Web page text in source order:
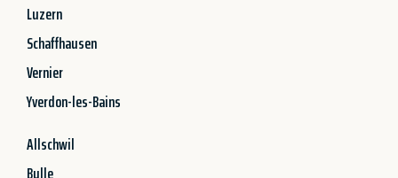
Luzern
Schaffhausen
Vernier
Yverdon-les-Bains
Allschwil